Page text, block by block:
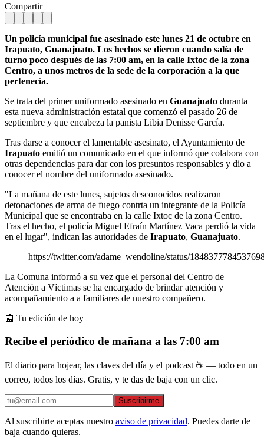
Compartir
Un policía municipal fue asesinado este lunes 21 de octubre en
Irapuato, Guanajuato. Los hechos se dieron cuando salía de
turno poco después de las 7:00 am, en la calle Ixtoc de la zona
Centro, a unos metros de la sede de la corporación a la que
pertenecía.
Se trata del primer uniformado asesinado en Guanajuato duranta
esta nueva administración estatal que comenzó el pasado 26 de
septiembre y que encabeza la panista Libia Denisse García.
Tras darse a conocer el lamentable asesinato, el Ayuntamiento de
Irapuato emitió un comunicado en el que informó que colabora con
otras dependencias para dar con los presuntos responsables y dio a
conocer el nombre del uniformado asesinado.
"La mañana de este lunes, sujetos desconocidos realizaron
detonaciones de arma de fuego contrta un integrante de la Policía
Municipal que se encontraba en la calle Ixtoc de la zona Centro.
Tras el hecho, el policía Miguel Efraín Martínez Vaca perdió la vida
en el lugar", indican las autoridades de Irapuato, Guanajuato.
https://twitter.com/adame_wendoline/status/
La Comuna informó a su vez que el personal del Centro de
Atención a Víctimas se ha encargado de brindar atención y
acompañamiento a a familiares de nuestro compañero.
📰 Tu edición de hoy
Recibe el periódico de mañana a las 7:00 am
El diario para hojear, las claves del día y el podcast ☕ — todo en un
correo, todos los días. Gratis, y te das de baja con un clic.
Suscribirme
Al suscribirte aceptas nuestro aviso de privacidad. Puedes darte de
baja cuando quieras.